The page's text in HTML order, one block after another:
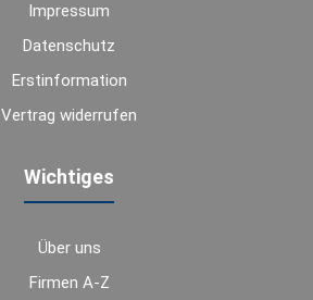
Impressum
Datenschutz
Erstinformation
Vertrag widerrufen
Wichtiges
Über uns
Firmen A-Z